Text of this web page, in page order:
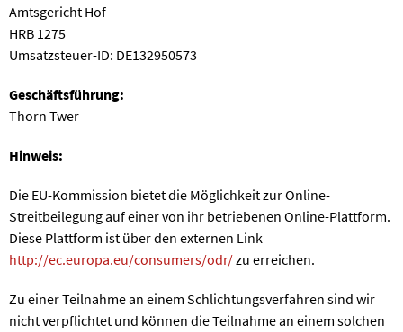
Amtsgericht Hof
HRB 1275
Umsatzsteuer-ID: DE132950573
Geschäftsführung:
Thorn Twer
Hinweis:
Die EU-Kommission bietet die Möglichkeit zur Online-
Streitbeilegung auf einer von ihr betriebenen Online-Plattform.
Diese Plattform ist über den externen Link
http://ec.europa.eu/consumers/odr/zu erreichen.
Zu einer Teilnahme an einem Schlichtungsverfahren sind wir
nicht verpflichtet und können die Teilnahme an einem solchen